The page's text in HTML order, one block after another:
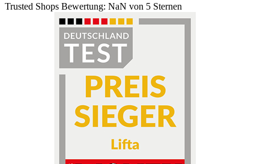
Trusted Shops Bewertung: NaN von 5 Sternen